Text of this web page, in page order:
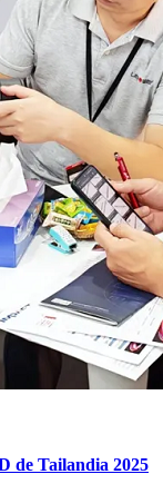
de Tailandia 2025